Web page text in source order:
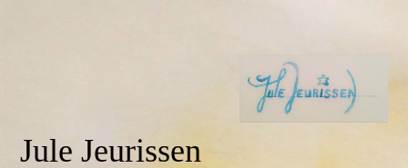
Jule Jeurissen